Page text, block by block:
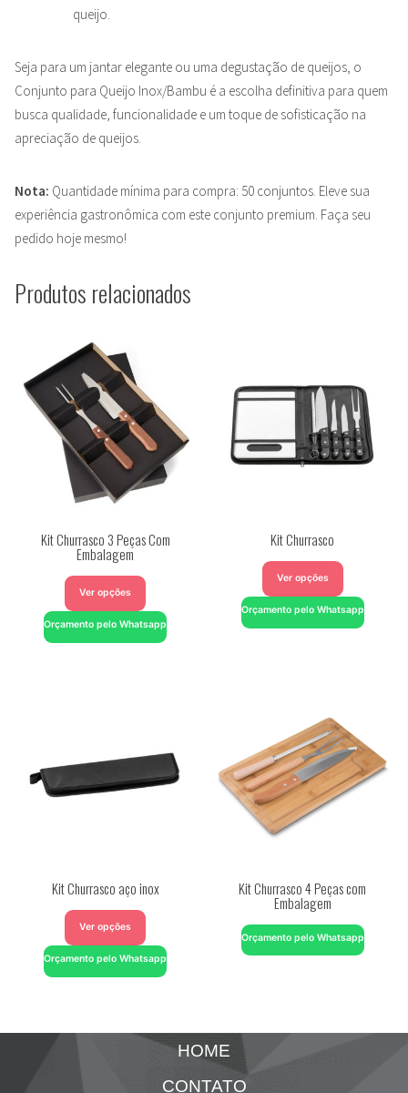
queijo.
Seja para um jantar elegante ou uma degustação de queijos, o
Conjunto para Queijo Inox/Bambu é a escolha definitiva para quem
busca qualidade, funcionalidade e um toque de sofisticação na
apreciação de queijos.
Nota: Quantidade mínima para compra: 50 conjuntos. Eleve sua
experiência gastronômica com este conjunto premium. Faça seu
pedido hoje mesmo!
Produtos relacionados
Kit Churrasco 3 Peças Com
Embalagem
Ver opções
Orçamento pelo Whatsapp
Kit Churrasco
Ver opções
Orçamento pelo Whatsapp
Kit Churrasco aço inox
Ver opções
Orçamento pelo Whatsapp
Kit Churrasco 4 Peças com
Embalagem
Orçamento pelo Whatsapp
HOME
CONTATO